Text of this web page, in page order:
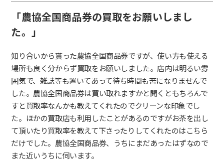
「農協全国商品券の買取をお願いしまし
た。」
知り合いから貰った農協全国商品券ですが、使い方も使える
場所も良く分からず買取をお願いしました。店内は明るい雰
囲気で、雑誌等も置いてあって待ち時間も苦になりませんで
した。農協全国商品券は買い取れますかと聞くともちろんで
すと買取率なんかも教えてくれたのでクリーンな印象でし
た。ほかの買取店も利用したことがあるのですがお茶を出し
て頂いたり買取率を教えて下さったりしてくれたのはこちら
だけでした。農協全国商品券、うちにまだあったはずなので
また近いうちに伺います。